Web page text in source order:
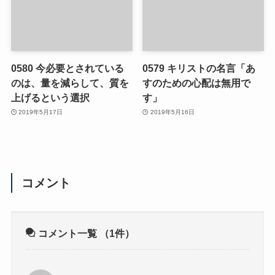
0580 今必要とされている
のは、量を減らして、質を
上げるという選択
2019年5月17日
0579 キリストの名言「あ
すのための心配は無用で
す」
2019年5月16日
コメント
コメント一覧 （1件）